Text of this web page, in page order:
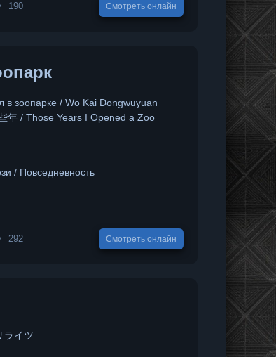
190 Смотреть онлайн
в зоопарке / Wo Kai Dongwuyuan
年 / Those Years I Opened a Zoo
/ Повседневность
292 Смотреть онлайн
ライツ